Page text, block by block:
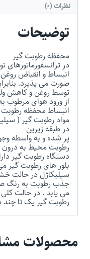
نظرات (0)
توضیحات
محفظه رطوبت گیر
در ترانسفورماتورهای
انبساط و انقباض
صورت می پذیرد.
توسط روغن و کاهش
از ورود هوای مرطوب
انبساط محفظه
مواد رطوبت گیر (
در طبقه زیرین
پر شده و به واسطه
رطوبت محیط به درون
دستگاه رطوبت گیر
بلور های رطوبت گیر
سیلیکاژل در حالت
جذب رطوبت به رنگ
می یابد . در حالت
رطوبت گیر یک تا
محصولات